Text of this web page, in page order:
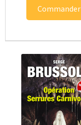
Commander